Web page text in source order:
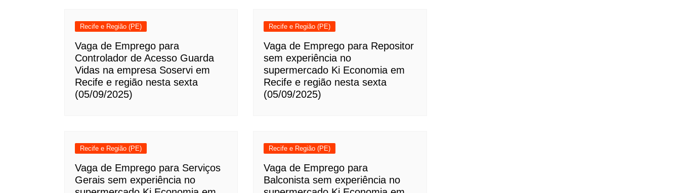
Recife e Região (PE)
Vaga de Emprego para
Controlador de Acesso Guarda
Vidas na empresa Soservi em
Recife e região nesta sexta
(05/09/2025)
Recife e Região (PE)
Vaga de Emprego para Repositor
sem experiência no
supermercado Ki Economia em
Recife e região nesta sexta
(05/09/2025)
Recife e Região (PE)
Vaga de Emprego para Serviços
Gerais sem experiência no
Recife e Região (PE)
Vaga de Emprego para
Balconista sem experiência no